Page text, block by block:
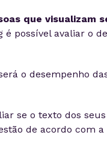
que visualizam
possível avaliar o
o desempenho
se o texto dos
de acordo com